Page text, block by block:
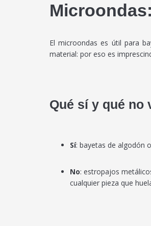
El microondas es útil para
material: por eso es
Qué sí y qué no
Sí: bayetas de algodón
No: estropajos
cualquier pieza que